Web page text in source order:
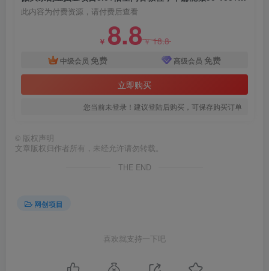
此内容为付费资源，请付费后查看
￥ 8.8￥18.8
中级会员 免费 高级会员 免费
立即购买
您当前未登录！建议登陆后购买，可保存购买订单
© 版权声明
文章版权归作者所有，未经允许请勿转载。
THE END
网创项目
喜欢就支持一下吧